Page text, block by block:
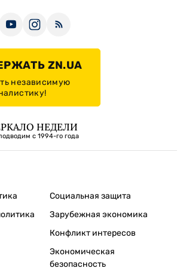
ZN.UA
независимую
НЕДЕЛИ
с 1994-го года
Социальная защита
Зарубежная экономика
Конфликт интересов
Экономическая
безопасность